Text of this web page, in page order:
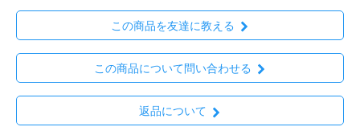
この商品を友達に教える
この商品について問い合わせる
返品について